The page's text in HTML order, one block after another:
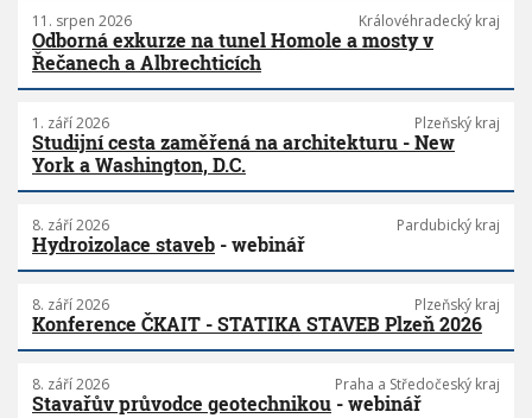
11. srpen 2026 Královéhradecký kraj
Odborná exkurze na tunel Homole a mosty v
Řečanech a Albrechticích
1. září 2026 Plzeňský kraj
Studijní cesta zaměřená na architekturu - New
York a Washington, D.C.
8. září 2026 Pardubický kraj
Hydroizolace staveb - webinář
8. září 2026 Plzeňský kraj
Konference ČKAIT - STATIKA STAVEB Plzeň 2026
8. září 2026 Praha a Středočeský kraj
Stavařův průvodce geotechnikou - webinář